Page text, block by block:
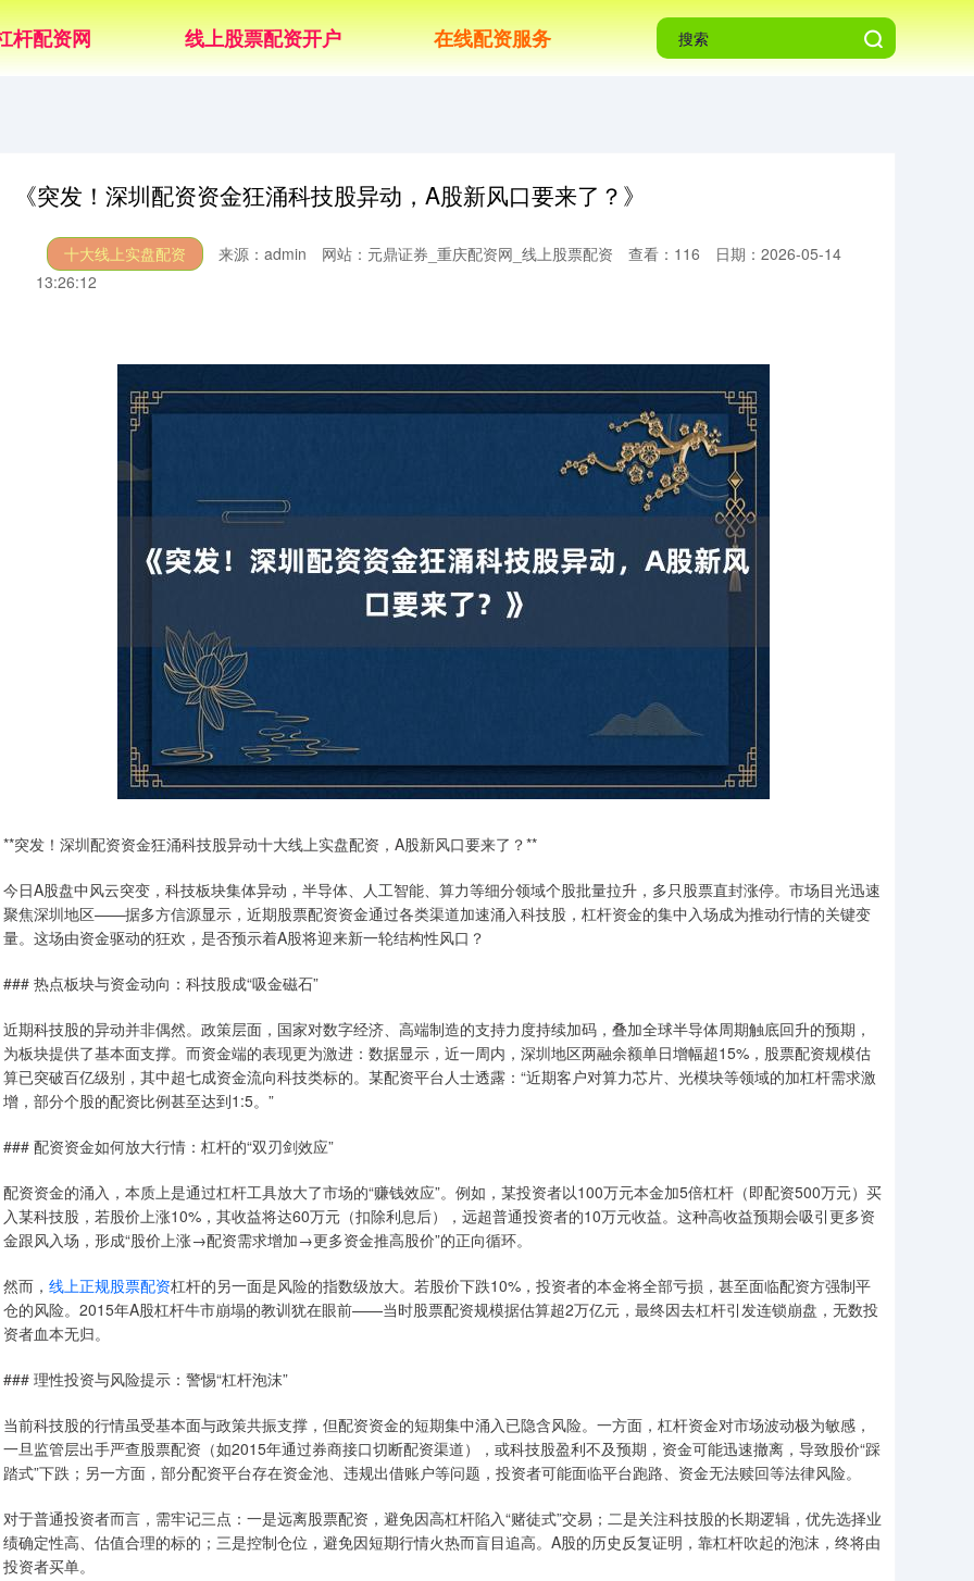
杆配资网 线上股票配资开户 在线配资服务
《突发！深圳配资资金狂涌科技股异动，A股新风口要来了？》
十大线上实盘配资 来源：admin 网站：元鼎证券_重庆配资网_线上股票配资 查看：116
日期：2026-05-14
13:26:12
**突发！深圳配资资金狂涌科技股异动十大线上实盘配资，A股新风口要来了？**
今日A股盘中风云突变，科技板块集体异动，半导体、人工智能、算力等细分领域个股批量拉升，多只股票直封涨停。市场目光迅速
聚焦深圳地区——据多方信源显示，近期股票配资资金通过各类渠道加速涌入科技股，杠杆资金的集中入场成为推动行情的关键变
量。这场由资金驱动的狂欢，是否预示着A股将迎来新一轮结构性风口？
### 热点板块与资金动向：科技股成“吸金磁石”
近期科技股的异动并非偶然。政策层面，国家对数字经济、高端制造的支持力度持续加码，叠加全球半导体周期触底回升的预期，
为板块提供了基本面支撑。而资金端的表现更为激进：数据显示，近一周内，深圳地区两融余额单日增幅超15%，股票配资规模估
算已突破百亿级别，其中超七成资金流向科技类标的。某配资平台人士透露：“近期客户对算力芯片、光模块等领域的加杠杆需求激
增，部分个股的配资比例甚至达到1:5。”
### 配资资金如何放大行情：杠杆的“双刃剑效应”
配资资金的涌入，本质上是通过杠杆工具放大了市场的“赚钱效应”。例如，某投资者以100万元本金加5倍杠杆（即配资500万元）买
入某科技股，若股价上涨10%，其收益将达60万元（扣除利息后），远超普通投资者的10万元收益。这种高收益预期会吸引更多资
金跟风入场，形成“股价上涨→配资需求增加→更多资金推高股价”的正向循环。
然而， 线上正规股票配资杠杆的另一面是风险的指数级放大。若股价下跌10%，投资者的本金将全部亏损，甚至面临配资方强制平
仓的风险。2015年A股杠杆牛市崩塌的教训犹在眼前——当时股票配资规模据估算超2万亿元，最终因去杠杆引发连锁崩盘，无数投
资者血本无归。
### 理性投资与风险提示：警惕“杠杆泡沫”
当前科技股的行情虽受基本面与政策共振支撑，但配资资金的短期集中涌入已隐含风险。一方面，杠杆资金对市场波动极为敏感，
一旦监管层出手严查股票配资（如2015年通过券商接口切断配资渠道），或科技股盈利不及预期，资金可能迅速撤离，导致股价“踩
踏式”下跌；另一方面，部分配资平台存在资金池、违规出借账户等问题，投资者可能面临平台跑路、资金无法赎回等法律风险。
对于普通投资者而言，需牢记三点：一是远离股票配资，避免因高杠杆陷入“赌徒式”交易；二是关注科技股的长期逻辑，优先选择业
绩确定性高、估值合理的标的；三是控制仓位，避免因短期行情火热而盲目追高。A股的历史反复证明，靠杠杆吹起的泡沫，终将由
投资者买单。